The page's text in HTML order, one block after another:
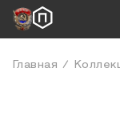
Главная